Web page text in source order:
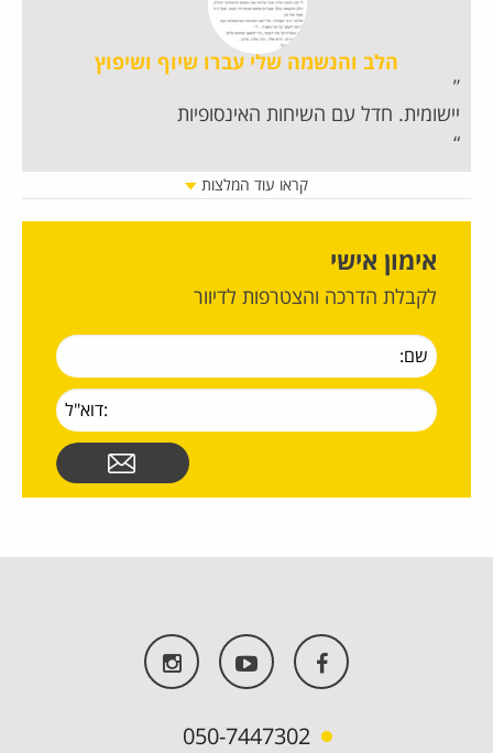
הלב והנשמה שלי עברו שיוף ושיפוץ
יישומית. חדל עם השיחות האינסופיות
קראו עוד המלצות
אימון אישי
לקבלת הדרכה והצטרפות לדיוור
050-7447302